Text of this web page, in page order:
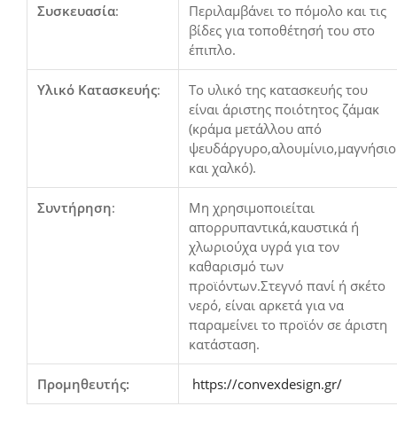
Συσκευασία:
Περιλαμβάνει το πόμολο και τις
βίδες για τοποθέτησή του στο
έπιπλο.
Υλικό Κατασκευής:
Το υλικό της κατασκευής του
είναι άριστης ποιότητος ζάμακ
(κράμα μετάλλου από
ψευδάργυρο,αλουμίνιο,μαγνήσιο
και χαλκό).
Συντήρηση:
Μη χρησιμοποιείται
απορρυπαντικά,καυστικά ή
χλωριούχα υγρά για τον
καθαρισμό των
προϊόντων.Στεγνό πανί ή σκέτο
νερό, είναι αρκετά για να
παραμείνει το προϊόν σε άριστη
κατάσταση.
Προμηθευτής: https://convexdesign.gr/